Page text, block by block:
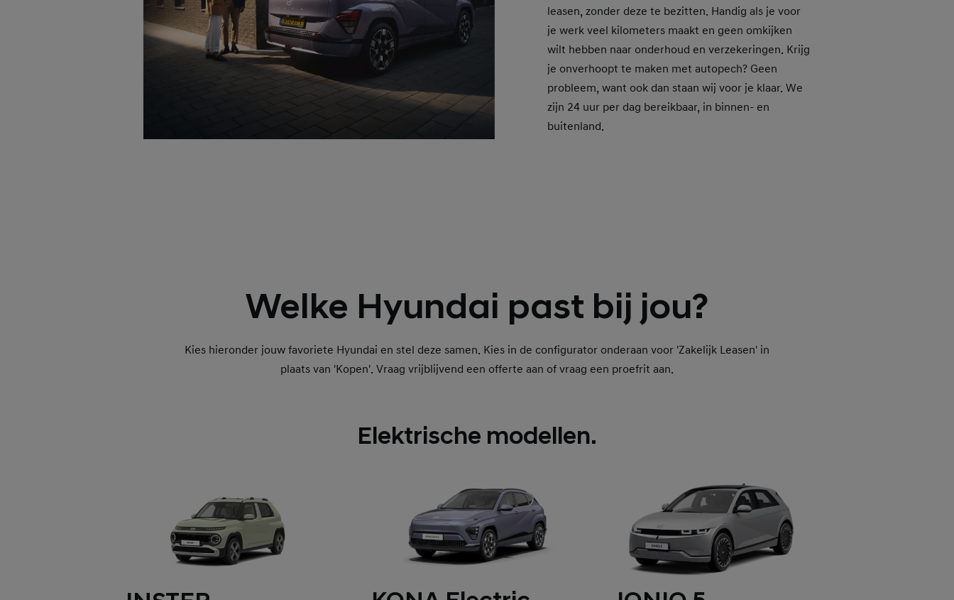
leasen, zonder deze te bezitten. Handig als je voor
je werk veel kilometers maakt en geen omkijken
wilt hebben naar onderhoud en verzekeringen. Krijg
je onverhoopt te maken met autopech? Geen
probleem, want ook dan staan wij voor je klaar. We
zijn 24 uur per dag bereikbaar, in binnen- en
buitenland.
Welke Hyundai past bij jou?
Kies hieronder jouw favoriete Hyundai en stel deze samen. Kies in de configurator onderaan voor 'Zakelijk Leasen' in
plaats van 'Kopen'. Vraag vrijblijvend een offerte aan of vraag een proefrit aan.
Elektrische modellen.